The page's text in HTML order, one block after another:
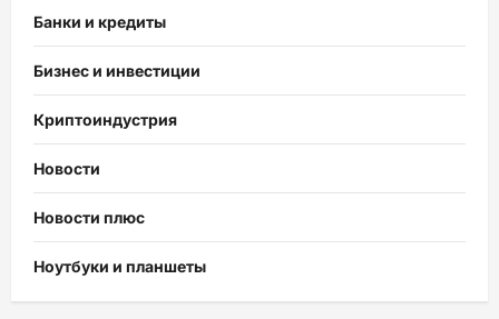
Банки и кредиты
Бизнес и инвестиции
Криптоиндустрия
Новости
Новости плюс
Ноутбуки и планшеты